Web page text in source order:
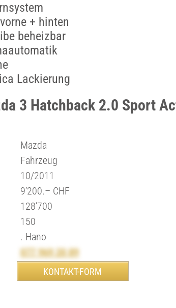
+ hinten
beheizbar
Lackierung
3 Hatchback 2.0 Sport
Mazda
Fahrzeug
10/2011
9’200.– CHF
128’700
150
. Hano
077 969 20 89